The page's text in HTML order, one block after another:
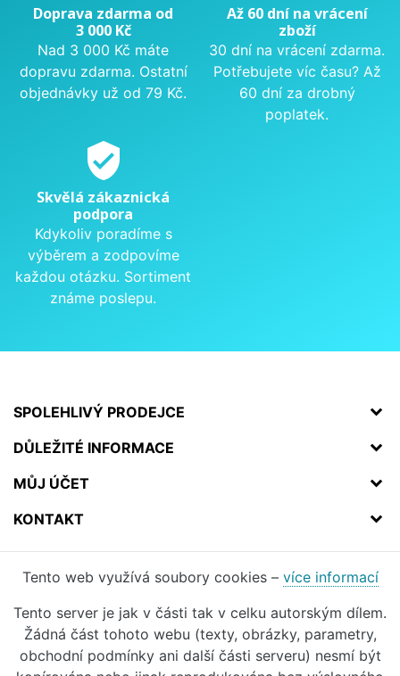
Doprava zdarma od
3 000 Kč
Nad 3 000 Kč máte
dopravu zdarma. Ostatní
objednávky už od 79 Kč.
Až 60 dní na vrácení
zboží
30 dní na vrácení zdarma.
Potřebujete víc času? Až
60 dní za drobný
poplatek.
verified_user
Skvělá zákaznická
podpora
Kdykoliv poradíme s
výběrem a zodpovíme
každou otázku. Sortiment
známe poslepu.
SPOLEHLIVÝ PRODEJCE
DŮLEŽITÉ INFORMACE
MŮJ ÚČET
KONTAKT
Tento web využívá soubory cookies – více informací
Tento server je jak v části tak v celku autorským dílem.
Žádná část tohoto webu (texty, obrázky, parametry,
obchodní podmínky ani další části serveru) nesmí být